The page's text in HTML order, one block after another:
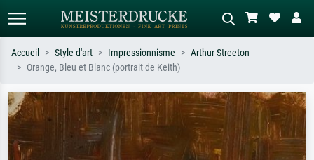
Recherchez par artiste, titre ou style –
ex. Monet, Nuit étoilée,
impressionnisme, vague de Hokusai,
nu.
Décrivez la scène – ex. prairie verte,
abstrait avec beaucoup de rouge,
tableau sombre, nu debout près d'un
arbre.
Accueil Style d'art Impressionnisme
Arthur Streeton
Orange, Bleu et Blanc (portrait de Keith)